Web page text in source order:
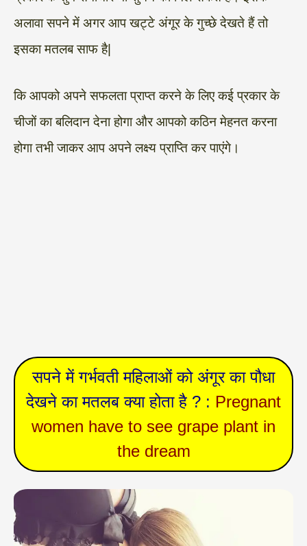
अलावा सपने में अगर आप खट्टे अंगूर के गुच्छे देखते हैं तो
इसका मतलब साफ है|
कि आपको अपने सफलता प्राप्त करने के लिए कई प्रकार के
चीजों का बलिदान देना होगा और आपको कठिन मेहनत करना
होगा तभी जाकर आप अपने लक्ष्य प्राप्ति कर पाएंगे।
सपने में गर्भवती महिलाओं को अंगूर का पौधा
देखने का मतलब क्या होता है ? : Pregnant
women have to see grape plant in
the dream